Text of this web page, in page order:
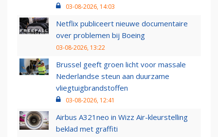
03-08-2026, 14:03
Netflix publiceert nieuwe documentaire
over problemen bij Boeing
03-08-2026, 13:22
Brussel geeft groen licht voor massale
Nederlandse steun aan duurzame
vliegtuigbrandstoffen
03-08-2026, 12:41
Airbus A321neo in Wizz Air-kleurstelling
beklad met graffiti